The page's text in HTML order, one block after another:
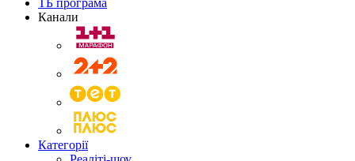
ТБ програма
Канали
Категорії